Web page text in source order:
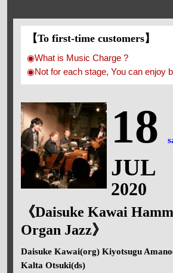
【To first-time customers】
◉What is Music Charge ?
◉Not for each stage, You can enjoy
18
JUL
2020
《Daisuke Kawai
Organ Jazz》
Daisuke Kawai(org) Kiyotsugu
Kalta Otsuki(ds)